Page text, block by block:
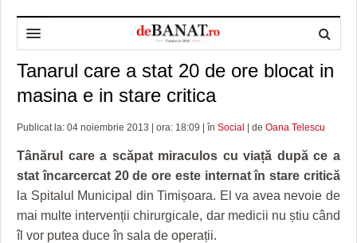
HOME
DESPRE NOI
REDACȚIA DEBANAT
POLITICA DE COOKIES
POLITICA DE CONFIDENȚIALITATE
ADMINISTRAȚIE
PRIMĂRIA TIMIŞOARA
CONSILIUL JUDEŢEAN TIMIŞ
PREFECTURA TIMIŞ
POLITICĂ
POLITICA
SPORT
POLI TIMISOARA
FOTBAL JUDETEAN
OPINII
DOSARELE DEBANAT
TIMP LIBER ȘI CULTURĂ
Tanarul care a stat 20 de ore blocat in
masina e in stare critica
Publicat la: 04 noiembrie 2013 | ora: 18:09 | în Social | de Oana Telescu
Tânărul care a scăpat miraculos cu viață după ce a
stat încarcercat 20 de ore este internat în stare critică
la Spitalul Municipal din Timișoara. El va avea nevoie de
mai multe intervenții chirurgicale, dar medicii nu știu când
îl vor putea duce în sala de operații.